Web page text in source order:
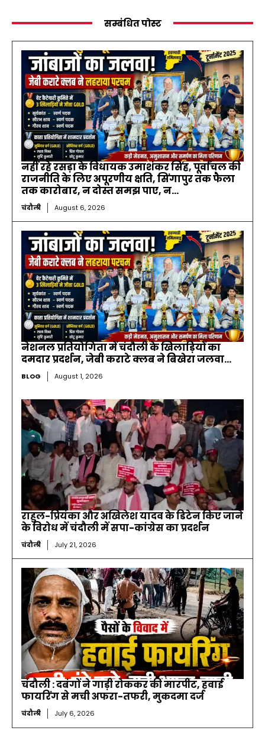
सम्बंधित पोस्ट
नहीं रहे रसड़ा के विधायक उमाशंकर सिंह, पूर्वांचल की
राजनीति के लिए अपूरणीय क्षति, सिंगापुर तक फैला
तक कारोबार, न दोस्त समझ पाए, न...
चंदौली August 6, 2026
नेशनल प्रतियोगिता में चंदौली के खिलाड़ियों का
दमदार प्रदर्शन, जेबी कराटे क्लब ने बिखेरा जलवा…
BLOG August 1, 2026
राहुल-प्रियंका और अखिलेश यादव के डिटेन किए जाने
के विरोध में चंदौली में सपा-कांग्रेस का प्रदर्शन
चंदौली July 21, 2026
चंदौली : दबंगों ने गाड़ी रोककर की मारपीट, हवाई
फायरिंग से मची अफरा-तफरी, मुकदमा दर्ज
चंदौली July 6, 2026